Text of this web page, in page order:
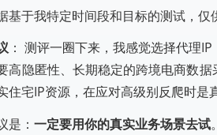
基于我特定时间段和目标的测试，
： 测评一圈下来，我感觉选择代理
高隐匿性、长期稳定的跨境电商数据
住宅IP资源，在应对高级别反爬时是
是： 一定要用你的真实业务场景去试